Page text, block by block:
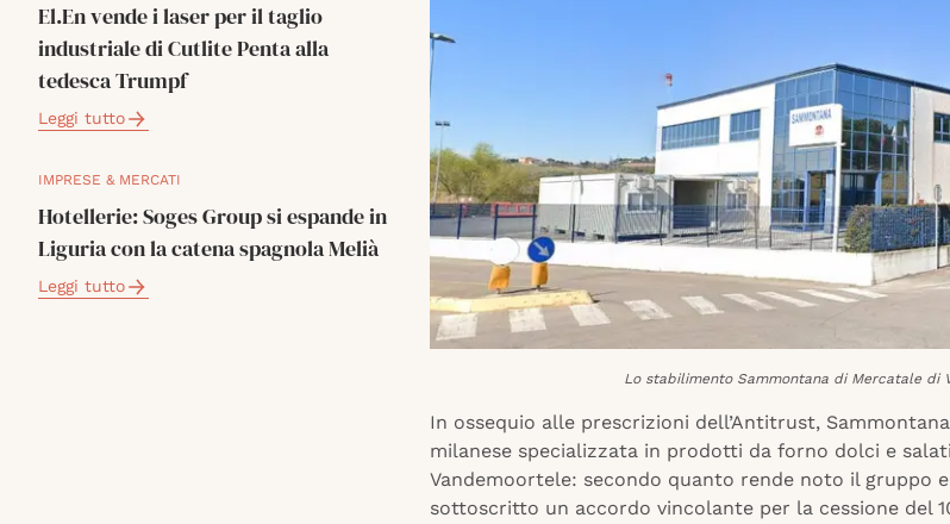
El.En vende i laser per il taglio
industriale di Cutlite Penta alla
tedesca Trumpf
Leggi tutto
IMPRESE & MERCATI
Hotellerie: Soges Group si espande in
Liguria con la catena spagnola Melià
Leggi tutto
Lo stabilimento Sammontana di Mercatale di
In ossequio alle prescrizioni dell’Antitrust,
milanese specializzata in prodotti da forno dolci e
Vandemoortele: secondo quanto rende noto il gruppo
sottoscritto un accordo vincolante per la cessione del